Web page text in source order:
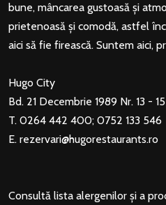
bune, mâncarea gustoasă și
prietenoasă și comodă, astfel
aici să fie firească. Suntem aici,
Hugo City
Bd. 21 Decembrie 1989 Nr. 13 - 15
T. 0264 442 400; 0752 133 546
E. rezervari@hugorestaurants.ro
Consultă lista alergenilor și a